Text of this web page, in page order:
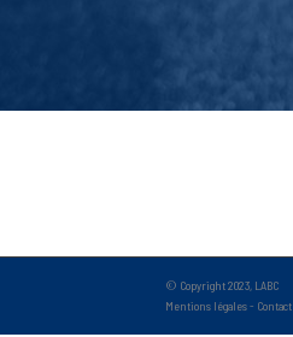
© Copyright 2023, LABC
Mentions légales- Contact